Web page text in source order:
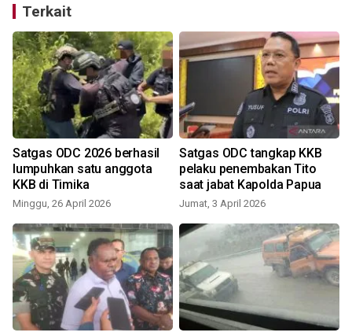
Terkait
Satgas ODC 2026 berhasil
lumpuhkan satu anggota
KKB di Timika
Minggu, 26 April 2026
Satgas ODC tangkap KKB
pelaku penembakan Tito
saat jabat Kapolda Papua
Jumat, 3 April 2026